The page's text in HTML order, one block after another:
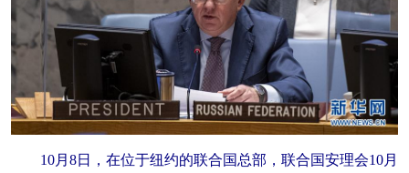
10月8日，在位于纽约的联合国总部，联合国安理会10月